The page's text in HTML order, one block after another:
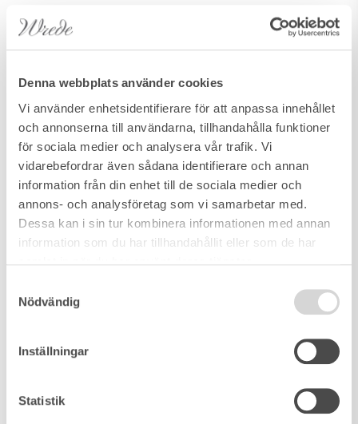
Denna webbplats använder cookies
Vi använder enhetsidentifierare för att anpassa innehållet
och annonserna till användarna, tillhandahålla funktioner
för sociala medier och analysera vår trafik. Vi
vidarebefordrar även sådana identifierare och annan
information från din enhet till de sociala medier och
annons- och analysföretag som vi samarbetar med.
Dessa kan i sin tur kombinera informationen med annan
information som du har tillhandahållit eller som de har
Nödvändig
Inställningar
Statistik